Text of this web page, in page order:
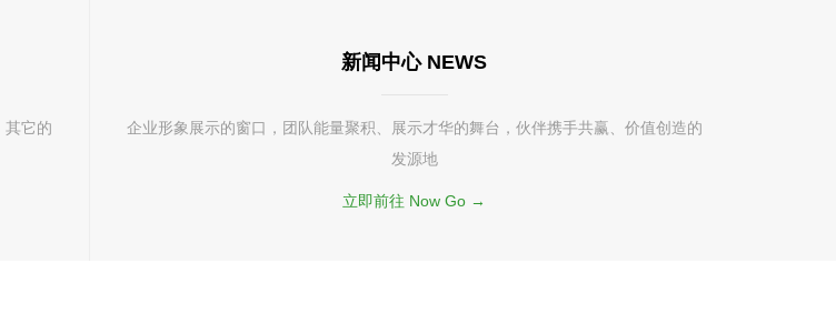
其它的
新闻中心 NEWS
企业形象展示的窗口，团队能量聚积、展示才华的舞台，伙伴携手共赢、价值创造的
发源地
立即前往 Now Go →